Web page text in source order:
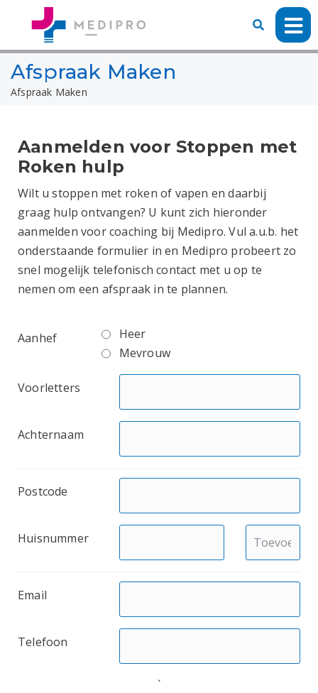
Afspraak Maken
Afspraak Maken
Aanmelden voor Stoppen met
Roken hulp
Wilt u stoppen met roken of vapen en daarbij
graag hulp ontvangen? U kunt zich hieronder
aanmelden voor coaching bij Medipro. Vul a.u.b. het
onderstaande formulier in en Medipro probeert zo
snel mogelijk telefonisch contact met u op te
nemen om een afspraak in te plannen.
Aanhef
Heer
Mevrouw
Voorletters
Achternaam
Postcode
Huisnummer
Email
Telefoon
`